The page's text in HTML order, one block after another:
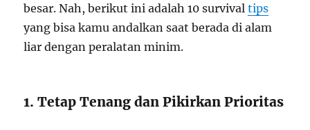
besar. Nah, berikut ini adalah 10 survivaltips
yang bisa kamu andalkan saat berada di alam
liar dengan peralatan minim.
1. Tetap Tenang dan Pikirkan Prioritas